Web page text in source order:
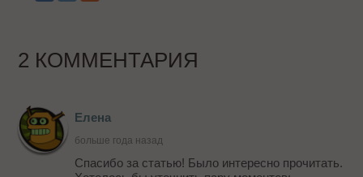
2 КОММЕНТАРИЯ
Елена
больше года назад
Спасибо за статью! Было интересно прочитать.